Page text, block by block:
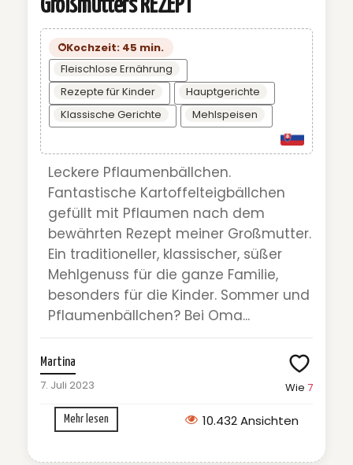
Großmutters REZEPT
Kochzeit: 45 min.
Fleischlose Ernährung
Rezepte für Kinder
Hauptgerichte
Klassische Gerichte
Mehlspeisen
Leckere Pflaumenbällchen.
Fantastische Kartoffelteigbällchen
gefüllt mit Pflaumen nach dem
bewährten Rezept meiner Großmutter.
Ein traditioneller, klassischer, süßer
Mehlgenuss für die ganze Familie,
besonders für die Kinder. Sommer und
Pflaumenbällchen? Bei Oma...
Martina
7. Juli 2023 Wie 7
Mehr lesen 10.432 Ansichten